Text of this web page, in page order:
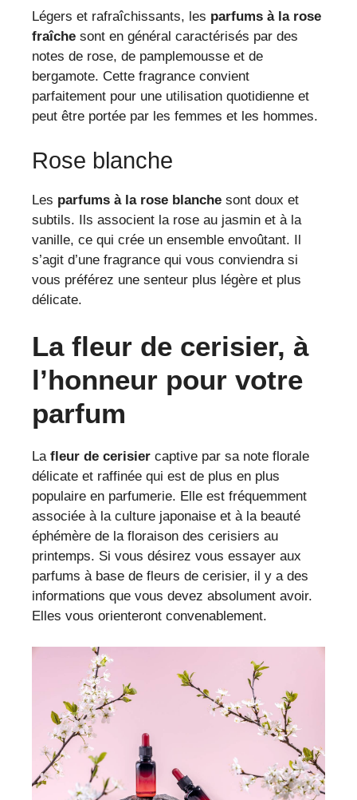
Légers et rafraîchissants, les parfums à la rose
fraîche sont en général caractérisés par des
notes de rose, de pamplemousse et de
bergamote. Cette fragrance convient
parfaitement pour une utilisation quotidienne et
peut être portée par les femmes et les hommes.
Rose blanche
Les parfums à la rose blanche sont doux et
subtils. Ils associent la rose au jasmin et à la
vanille, ce qui crée un ensemble envoûtant. Il
s’agit d’une fragrance qui vous conviendra si
vous préférez une senteur plus légère et plus
délicate.
La fleur de cerisier, à
l’honneur pour votre
parfum
La fleur de cerisier captive par sa note florale
délicate et raffinée qui est de plus en plus
populaire en parfumerie. Elle est fréquemment
associée à la culture japonaise et à la beauté
éphémère de la floraison des cerisiers au
printemps. Si vous désirez vous essayer aux
parfums à base de fleurs de cerisier, il y a des
informations que vous devez absolument avoir.
Elles vous orienteront convenablement.